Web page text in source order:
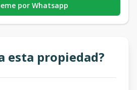
por Whatsapp
esta propiedad?